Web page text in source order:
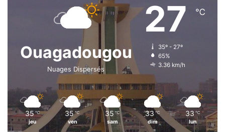
Ouagadougou
Nuages Dispersés
27 ℃
35º - 27º
65%
3.36 km/h
35 ℃
jeu
35 ℃
ven
35 ℃
sam
33 ℃
dim
33 ℃
lun